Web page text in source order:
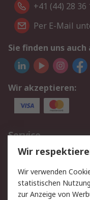
+41 (44) 28 36
Per E-Mail
Sie finden uns auch
Wir akzeptieren:
Service
Value Added
Rücksendungen
Hilfe
Wir
Wir verwenden
statistischen
zur Anzeige von